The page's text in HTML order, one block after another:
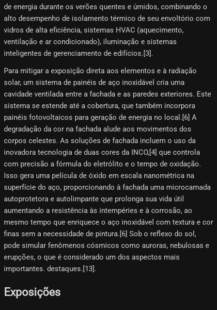
de energia durante os verões quentes e úmidos, combinando o
alto desempenho de isolamento térmico de seu envoltório com
vidros de alta eficiência, sistemas HVAC (aquecimento,
ventilação e ar condicionado), iluminação e sistemas
inteligentes de gerenciamento de edifícios.[3]​.
Para mitigar a exposição direta aos elementos e à radiação
solar, um sistema de painéis de aço inoxidável cria uma
cavidade ventilada entre a fachada e as paredes exteriores. Este
sistema se estende até a cobertura, que também incorpora
painéis fotovoltaicos para geração de energia no local.[6]​ A
degradação da cor na fachada alude aos movimentos dos
corpos celestes. As soluções de fachada incluem o uso da
inovadora tecnologia de duas cores da INCO,[4]​ que controla
com precisão a fórmula do eletrólito e o tempo de oxidação.
Isso gera uma película de óxido em escala nanométrica na
superfície do aço, proporcionando à fachada uma microcamada
autoprotetora e autolimpante que prolonga sua vida útil
aumentando a resistência às intempéries e à corrosão, ao
mesmo tempo que enriquece o aço inoxidável com textura e cor
finas sem a necessidade de pintura.[6] Sob o reflexo do sol,
pode simular fenômenos cósmicos como auroras, nebulosas e
erupções, o que é considerado um dos aspectos mais
importantes. destaques.[13]​.
Exposições